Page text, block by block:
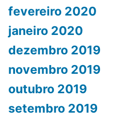
fevereiro 2020
janeiro 2020
dezembro 2019
novembro 2019
outubro 2019
setembro 2019